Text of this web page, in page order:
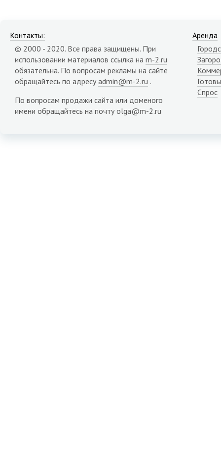
Контакты:
© 2000 - 2020. Все права защищены. При
использовании материалов ссылка на m-2.ru
обязательна. По вопросам рекламы на сайте
обращайтесь по адресу admin@m-2.ru .
По вопросам продажи сайта или доменого
имени обращайтесь на почту olga@m-2.ru
Аренда
Спрос